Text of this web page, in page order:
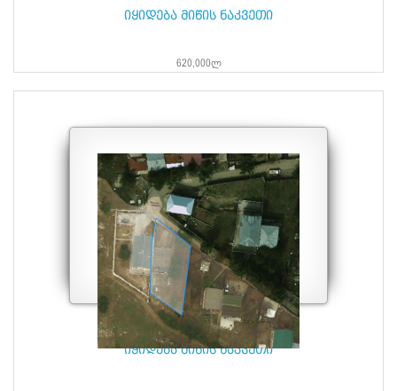
იყიდება მიწის ნაკვეთი
620,000ლ
იყიდება მიწის ნაკვეთი